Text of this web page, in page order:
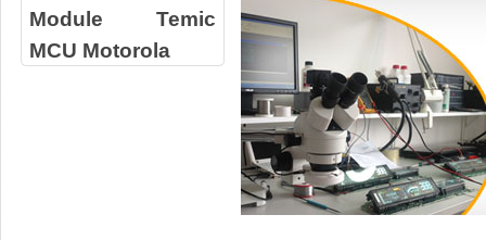
Module Temic
MCU Motorola